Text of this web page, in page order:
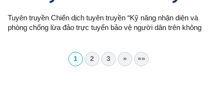
Tuyên truyền Chiến dịch tuyên truyền “Kỹ năng nhận diện và
phòng chống lừa đảo trực tuyến bảo vệ người dân trên không
1 2 3 » »»